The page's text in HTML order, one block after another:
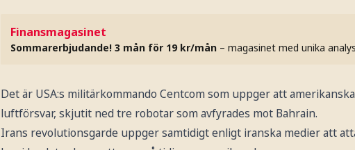
Finansmagasinet
Sommarerbjudande! 3 mån för 19 kr/mån – magasinet med unika
Det är USA:s militärkommando Centcom som uppger att
luftförsvar, skjutit ned tre robotar som avfyrades mot Bahrain.
Irans revolutionsgarde uppger samtidigt enligt iranska medier att